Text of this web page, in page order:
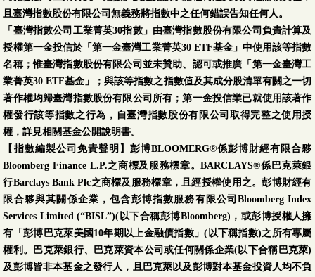
且臺灣指數股份有限公司無義務將指數中之任何錯誤告知任何人。
「臺灣指數公司工業菁英30指數」由臺灣指數股份有限公司負責計算及
授權第一金投信於「第一金臺灣工業菁英30 ETF基金」中使用該等指數
名稱；惟臺灣指數股份有限公司並未贊助、認可或推廣「第一金臺灣工
業菁英30 ETF基金」；與該等指數之指數值及其成分股清單有關之一切
著作權均歸臺灣指數股份有限公司所有；第一金投信業已就使用該著作
權發行該等指數之行為，自臺灣指數股份有限公司取得完整之使用授
權，詳見相關基金公開說明書。
【指數編製公司免責聲明】彭博BLOOMERG®係彭博財經有限合夥
Bloomberg Finance L.P.之商標及服務標章。BARCLAYS®係巴克萊銀
行Barclays Bank Plc之商標及服務標章，且經授權使用之。彭博財經有
限合夥與其關係企業，包含彭博指數服務有限公司Bloomberg Index
Services Limited (“BISL”)(以下合稱彭博Bloomberg)，或彭博授權人擁
有「彭博巴克萊美國10年期以上金融債指數」(以下稱指數)之所有專屬
權利。巴克萊銀行、巴克萊資本公司或任何關係企業(以下合稱巴克萊)
及彭博皆非本基金之發行人，且巴克萊以及彭博對本基金投資人均不負